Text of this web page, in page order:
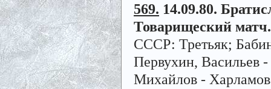
569. 14.09.80.
Товарищеский матч.
СССР: Третьяк;
Первухин, Васильев
Михайлов -